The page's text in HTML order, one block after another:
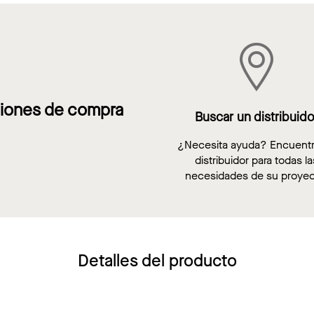
de compra Buscar un
¿Necesita ayuda?
distribuidor para todas
necesidades de su
Detalles del producto